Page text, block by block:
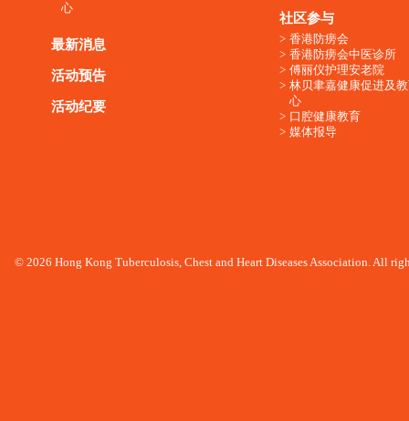
心
最新消息
活动预告
活动纪要
社区参与
香港防痨会
香港防痨会中医诊所
傅丽仪护理安老院
林贝聿嘉健康促进及
心
口腔健康教育
媒体报导
© 2026 Hong Kong Tuberculosis, Chest and Heart Diseases Association. All